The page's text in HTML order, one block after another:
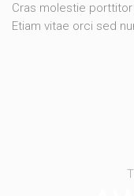
Cras molestie
Etiam vitae orci sed